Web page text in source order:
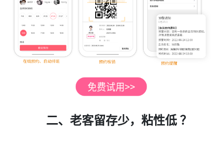
二、老客留存少，粘性低 ？